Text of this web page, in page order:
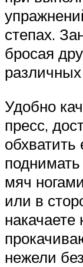
степах.
бросая
Удобно
пресс,
обхватить
мяч
или в
нежели